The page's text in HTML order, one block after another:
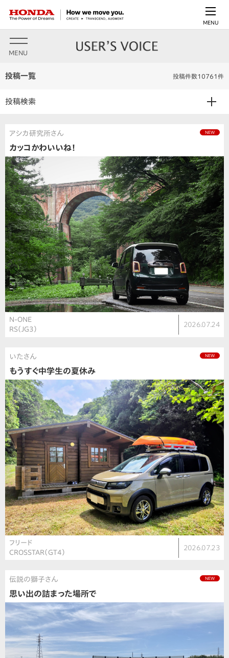
MENU
MENU
投稿一覧 投稿件数10761件
投稿検索
NEW
アシカ研究所さん
カッコかわいいね！
N-ONE
RS（JG3）
2026.07.24
NEW
いたさん
もうすぐ中学生の夏休み
フリード
CROSSTAR（GT4）
2026.07.23
NEW
伝説の獅子さん
思い出の詰まった場所で